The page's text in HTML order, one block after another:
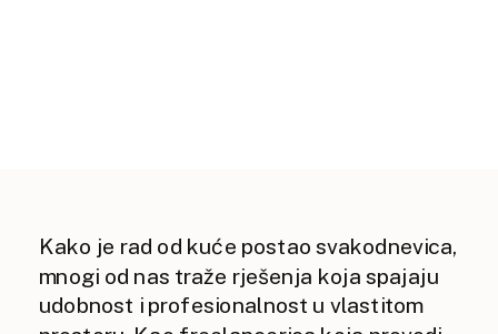
Kako je rad od kuće postao svakodnevica,
mnogi od nas traže rješenja koja spajaju
udobnost i profesionalnost u vlastitom